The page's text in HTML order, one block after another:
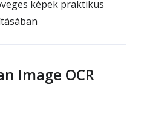
képek praktikus
Image OCR